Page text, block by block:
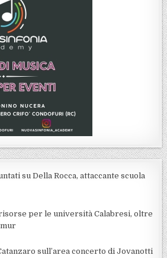
su Della Rocca, attaccante scuola
per le università Calabresi, oltre
sull’area concerto di Jovanotti